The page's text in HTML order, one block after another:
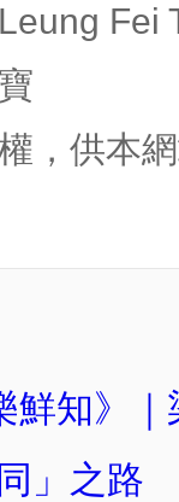
Fei
，供本
鮮知》
」之路